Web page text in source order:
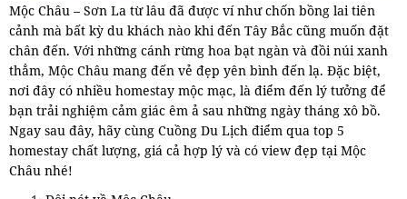
Mộc Châu – Sơn La từ lâu đã được ví như chốn bồng lai tiên
cảnh mà bất kỳ du khách nào khi đến Tây Bắc cũng muốn đặt
chân đến. Với những cánh rừng hoa bạt ngàn và đồi núi xanh
thẳm, Mộc Châu mang đến vẻ đẹp yên bình đến lạ. Đặc biệt,
nơi đây có nhiều homestay mộc mạc, là điểm đến lý tưởng để
bạn trải nghiệm cảm giác êm ả sau những ngày tháng xô bồ.
Ngay sau đây, hãy cùng Cuồng Du Lịch điểm qua top 5
homestay chất lượng, giá cả hợp lý và có view đẹp tại Mộc
Châu nhé!